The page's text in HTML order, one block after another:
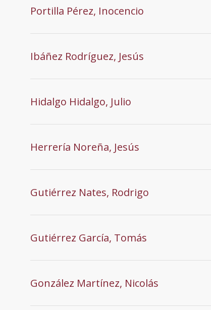
Portilla Pérez, Inocencio
Ibáñez Rodríguez, Jesús
Hidalgo Hidalgo, Julio
Herrería Noreña, Jesús
Gutiérrez Nates, Rodrigo
Gutiérrez García, Tomás
González Martínez, Nicolás